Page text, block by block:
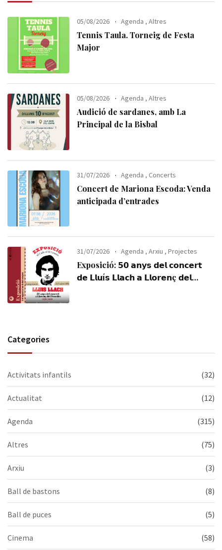
05/08/2026 Agenda ,Altres
Tennis Taula. Torneig de Festa
Major
05/08/2026 Agenda ,Altres
Audició de sardanes, amb La
Principal de la Bisbal
31/07/2026 Agenda , Concerts
Concert de Mariona Escoda: Venda
anticipada d’entrades
31/07/2026 Agenda ,Arxiu ,Projectes
Exposició: 𝟱𝟬 𝗮𝗻𝘆𝘀 𝗱𝗲𝗹 𝗰𝗼𝗻𝗰𝗲𝗿𝘁
𝗱𝗲 𝗟𝗹𝘂í𝘀 𝗟𝗹𝗮𝗰𝗵 𝗮 𝗟𝗹𝗼𝗿𝗲𝗻ç 𝗱𝗲𝗹
Categories
Activitats infantils (32)
Actualitat (12)
Agenda (315)
Altres (75)
Arxiu (3)
Ball de bastons (8)
Ball de puces (5)
Cinema (58)